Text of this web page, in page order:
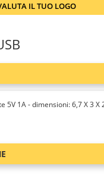
IL TUO LOGO
5V 1A - dimensioni: 6,7 X 3 X